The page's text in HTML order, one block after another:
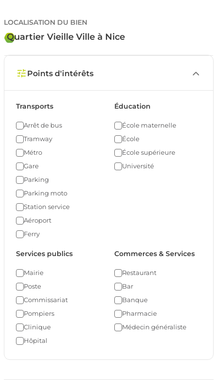
LOCALISATION DU BIEN
Quartier Vieille Ville à Nice
Points d'intérêts
Transports
Arrêt de bus
Tramway
Métro
Gare
Parking
Parking moto
Station service
Aéroport
Ferry
Éducation
École maternelle
École
École supérieure
Université
Services publics
Mairie
Poste
Commissariat
Pompiers
Clinique
Hôpital
Commerces & Services
Restaurant
Bar
Banque
Pharmacie
Médecin généraliste